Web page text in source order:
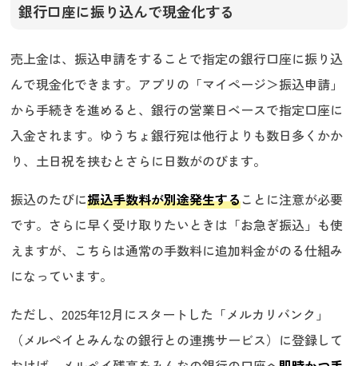
銀行口座に振り込んで現金化する
売上金は、振込申請をすることで指定の銀行口座に振り込
んで現金化できます。アプリの「マイページ＞振込申請」
から手続きを進めると、銀行の営業日ベースで指定口座に
入金されます。ゆうちょ銀行宛は他行よりも数日多くかか
り、土日祝を挟むとさらに日数がのびます。
振込のたびに振込手数料が別途発生することに注意が必要
です。さらに早く受け取りたいときは「お急ぎ振込」も使
えますが、こちらは通常の手数料に追加料金がのる仕組み
になっています。
ただし、2025年12月にスタートした「メルカリバンク」
（メルペイとみんなの銀行との連携サービス）に登録して